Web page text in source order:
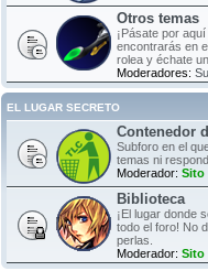
Otros temas
¡Pásate por
encontrarás en
rolea y échate
Moderadores:
EL LUGAR SECRETO
Contenedor
Subforo en el
temas ni
Moderador: Sito
Biblioteca
¡El lugar donde
todo el foro! No
perlas.
Moderador: Sito